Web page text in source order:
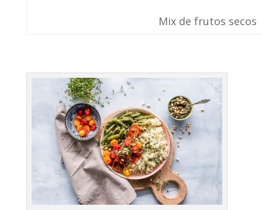
Mix de frutos secos